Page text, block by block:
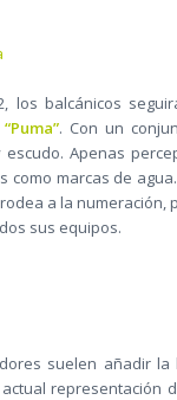
los balcánicos
“Puma”. Con un
Apenas
como marcas de
a la numeración,
sus equipos.
suelen añadir
representación